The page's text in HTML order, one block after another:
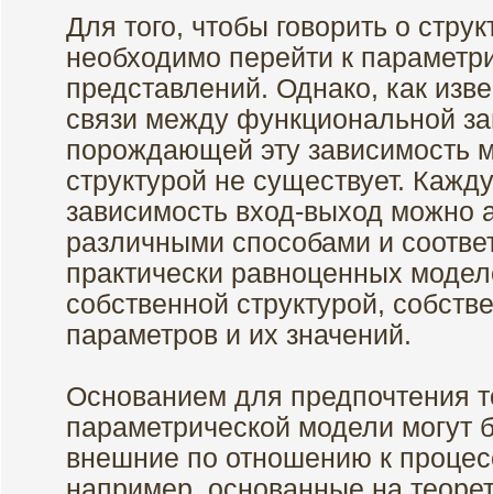
Для того, чтобы говорить о
необходимо перейти к
представлений. Однако, как
связи между функциональной
порождающей эту зависимость
структурой не существует.
зависимость вход-выход можно
различными способами и
практически равноценных
собственной структурой,
параметров и их значений.
Основанием для предпочтения
параметрической модели могут
внешние по отношению к